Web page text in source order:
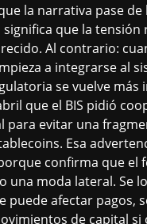
la narrativa pase de
que la tensión
Al contrario:
a integrarse al
se vuelve más
que el BIS pidió
para evitar una
Esa
confirma que el
una moda lateral. Se
puede afectar pagos,
de capital si